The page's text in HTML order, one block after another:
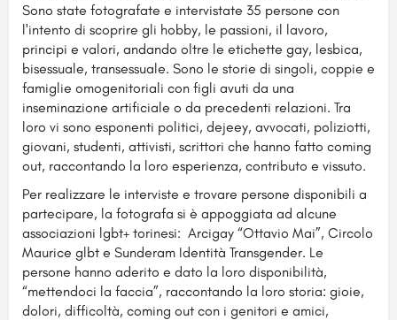
Sono state fotografate e intervistate 35 persone con
l'intento di scoprire gli hobby, le passioni, il lavoro,
principi e valori, andando oltre le etichette gay, lesbica,
bisessuale, transessuale. Sono le storie di singoli, coppie e
famiglie omogenitoriali con figli avuti da una
inseminazione artificiale o da precedenti relazioni. Tra
loro vi sono esponenti politici, dejeey, avvocati, poliziotti,
giovani, studenti, attivisti, scrittori che hanno fatto coming
out, raccontando la loro esperienza, contributo e vissuto.
Per realizzare le interviste e trovare persone disponibili a
partecipare, la fotografa si è appoggiata ad alcune
associazioni lgbt+ torinesi: Arcigay “Ottavio Mai”, Circolo
Maurice glbt e Sunderam Identità Transgender. Le
persone hanno aderito e dato la loro disponibilità,
“mettendoci la faccia”, raccontando la loro storia: gioie,
dolori, difficoltà, coming out con i genitori e amici,